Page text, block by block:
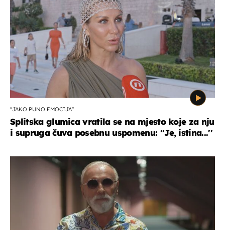
''JAKO PUNO EMOCIJA''
Splitska glumica vratila se na mjesto koje za nju
i supruga čuva posebnu uspomenu: ''Je, istina...''